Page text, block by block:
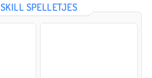
SKILL SPELLETJES